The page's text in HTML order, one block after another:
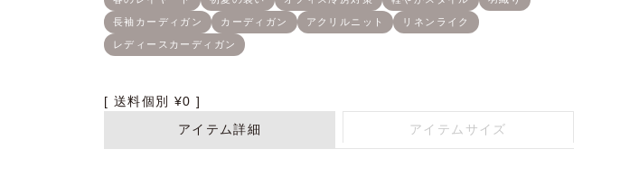
送料個別 ¥0
アイテム詳細
アイテムサイズ